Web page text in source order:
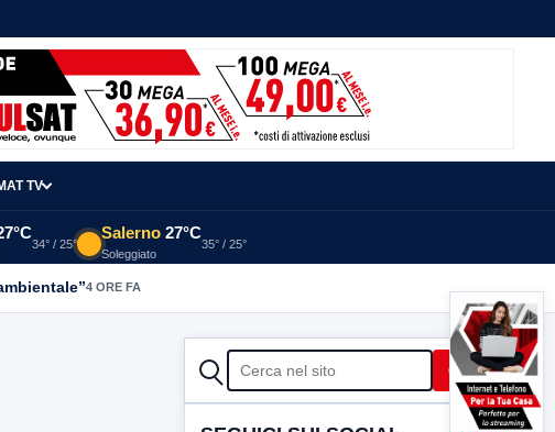
TV
34° / 25°
Salerno 27°C
Soleggiato
35° / 25°
4 ORE FA
CERCA Cerca